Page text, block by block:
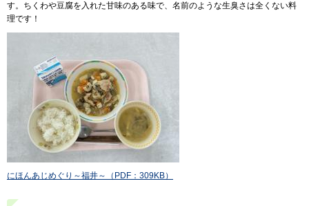
す。ちくわや豆腐を入れた甘味のある味で、名前のような生臭さは全くない料
理です！
にほんあじめぐり～福井～（PDF：309KB）